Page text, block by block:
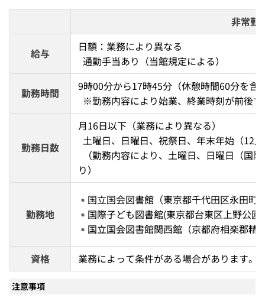
非常勤
給与
日額：業務により異なる
  通勤手当あり（当館規定による）
勤務時間
9時00分から17時45分（休憩時間60分を含
※勤務内容により始業、終業時刻が前後
勤務日数
月16日以下（業務により異なる）
土曜日、日曜日、祝祭日、年末年始（
り）
勤務地
国立国会図書館（東京都千代田区永田町
国際子ども図書館(東京都台東区上野公園)
国立国会図書館関西館（京都府相楽郡精
資格 業務によって条件がある場合があります。
注意事項